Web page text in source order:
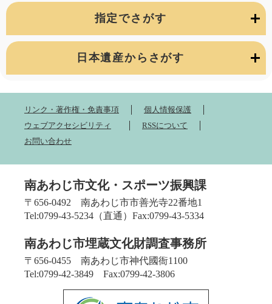
指定でさがす
日本遺産からさがす
リンク・著作権・免責事項
個人情報保護
ウェブアクセシビリティ
RSSについて
お問い合わせ
南あわじ市文化・スポーツ振興課
〒656-0492 南あわじ市市善光寺22番地1
Tel:0799-43-5234（直通）Fax:0799-43-5334
南あわじ市埋蔵文化財調査事務所
〒656-0455 南あわじ市神代國衙1100
Tel:0799-42-3849 Fax:0799-42-3806